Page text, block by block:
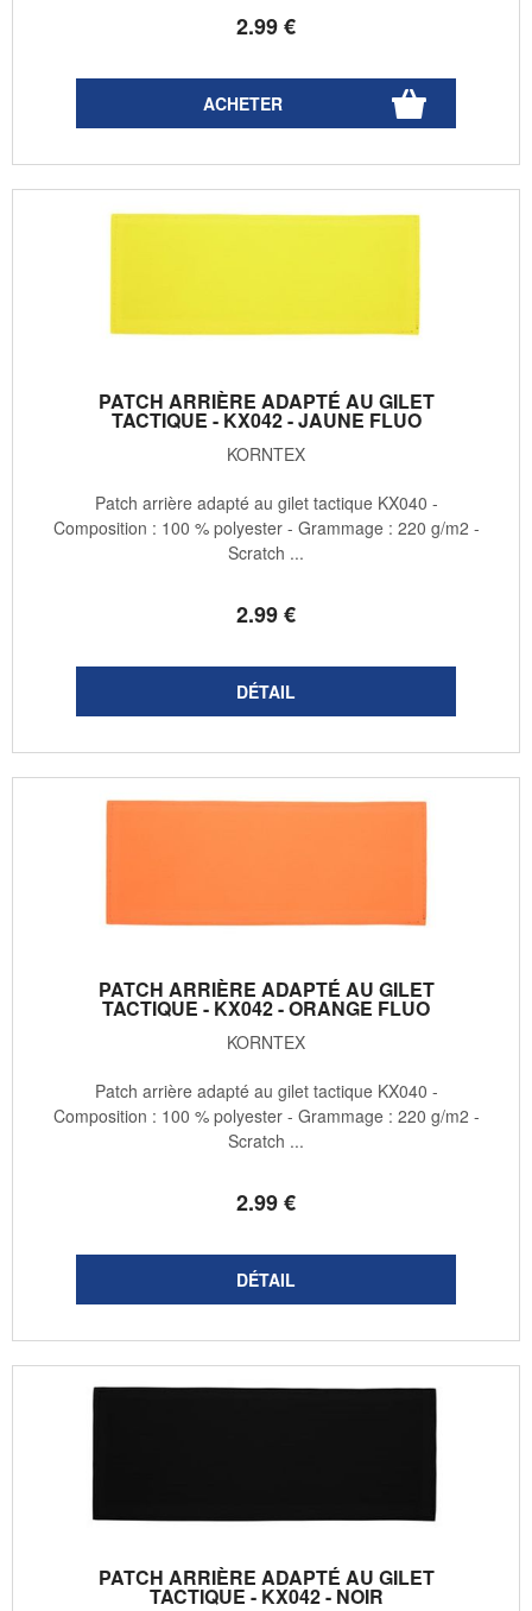
2.99€
PATCH ARRIÈRE ADAPTÉ AU GILET
TACTIQUE - KX042 - JAUNE FLUO
KORNTEX
2.99€
Patch arrière adapté au gilet tactique KX040 -
Composition : 100 % polyester - Grammage : 220 g/m2 -
Scratch ...
PATCH ARRIÈRE ADAPTÉ AU GILET
TACTIQUE - KX042 - ORANGE FLUO
KORNTEX
2.99€
Patch arrière adapté au gilet tactique KX040 -
Composition : 100 % polyester - Grammage : 220 g/m2 -
Scratch ...
PATCH ARRIÈRE ADAPTÉ AU GILET
TACTIQUE - KX042 - NOIR